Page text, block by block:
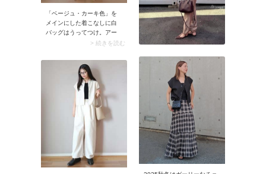
す。
「ベージュ・カーキ色」を
メインにした着こなしに白
バッグはうってつけ。アー
スカラーコーデの邪魔をせ
に。柔らかで優しいスタイ
リングに仕上がります。
> 続きを読む